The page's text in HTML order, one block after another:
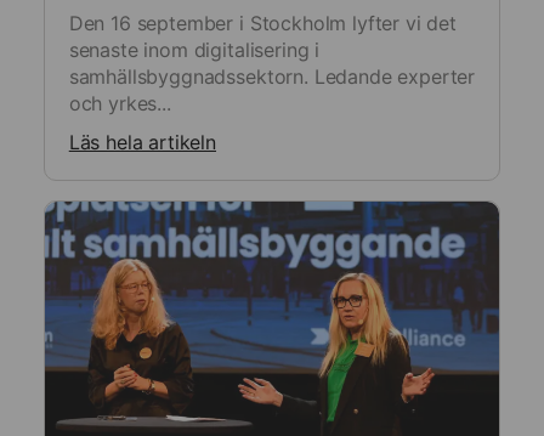
Den 16 september i Stockholm lyfter vi det
senaste inom digitalisering i
samhällsbyggnadssektorn. Ledande experter
och yrkes...
Läs hela artikeln